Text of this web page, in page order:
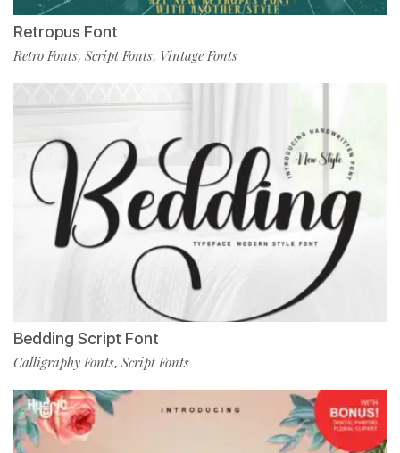
Retropus Font
Retro Fonts, Script Fonts, Vintage Fonts
Bedding Script Font
Calligraphy Fonts, Script Fonts